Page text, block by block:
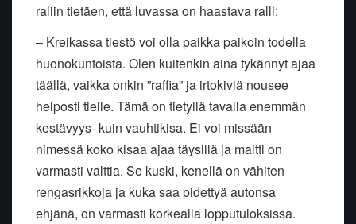
raliin tietäen, että luvassa on haastava ralli:
– Kreikassa tiestö voi olla paikka paikoin todella
huonokuntoista. Olen kuitenkin aina tykännyt ajaa
täällä, vaikka onkin ”raffia” ja irtokiviä nousee
helposti tielle. Tämä on tietyllä tavalla enemmän
kestävyys- kuin vauhtikisa. Ei voi missään
nimessä koko kisaa ajaa täysillä ja maltti on
varmasti valttia. Se kuski, kenellä on vähiten
rengasrikkoja ja kuka saa pidettyä autonsa
ehjänä, on varmasti korkealla lopputuloksissa.